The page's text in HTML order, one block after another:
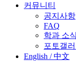
커뮤니티
공지사항
FAQ
학과 소식
포토갤러
English / 中文